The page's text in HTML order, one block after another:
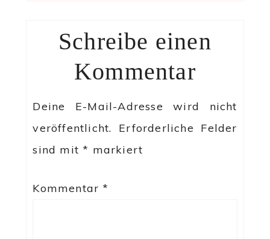
Schreibe einen
Kommentar
Deine E-Mail-Adresse wird nicht
veröffentlicht.
Erforderliche Felder
sind mit* markiert
Kommentar*